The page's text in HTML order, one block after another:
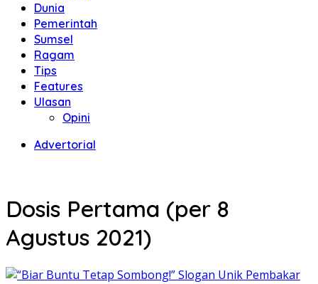
Dunia
Pemerintah
Sumsel
Ragam
Tips
Features
Ulasan
Opini
Advertorial
Dosis Pertama (per 8
Agustus 2021)